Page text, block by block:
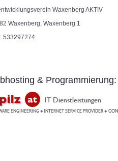
Waxenberg AKTIV
Waxenberg, Waxenberg 1
533297274
& Programmierung: